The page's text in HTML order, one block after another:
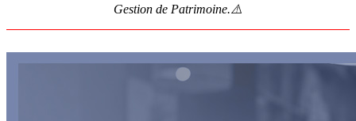
Gestion de Patrimoine.⚠️